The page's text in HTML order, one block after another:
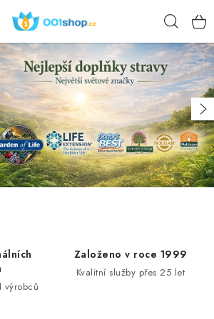
výrobců
Založeno v roce 1999
Kvalitní služby přes 25 let